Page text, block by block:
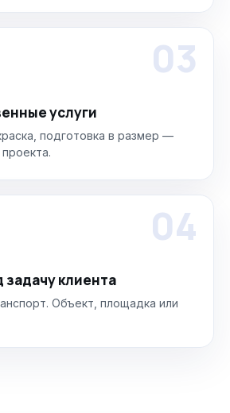
03
услуги
подготовка в размер —
04
задачу клиента
Объект, площадка или